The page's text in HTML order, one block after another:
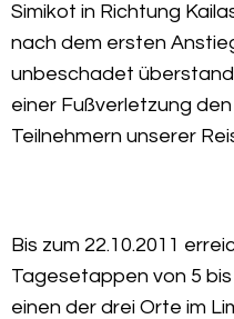
Simikot in Richtung
nach dem ersten
unbeschadet
einer Fußverletzung
Teilnehmern unserer
Bis zum 22.10.2011
Tagesetappen von 5
einen der drei Orte im